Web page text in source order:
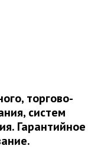
торгово-
систем
Гарантийное